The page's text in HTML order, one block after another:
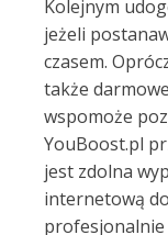
Kolejnym
jeżeli
czasem.
także
wspomoże
YouBoost.pl
jest zdolna
internetową